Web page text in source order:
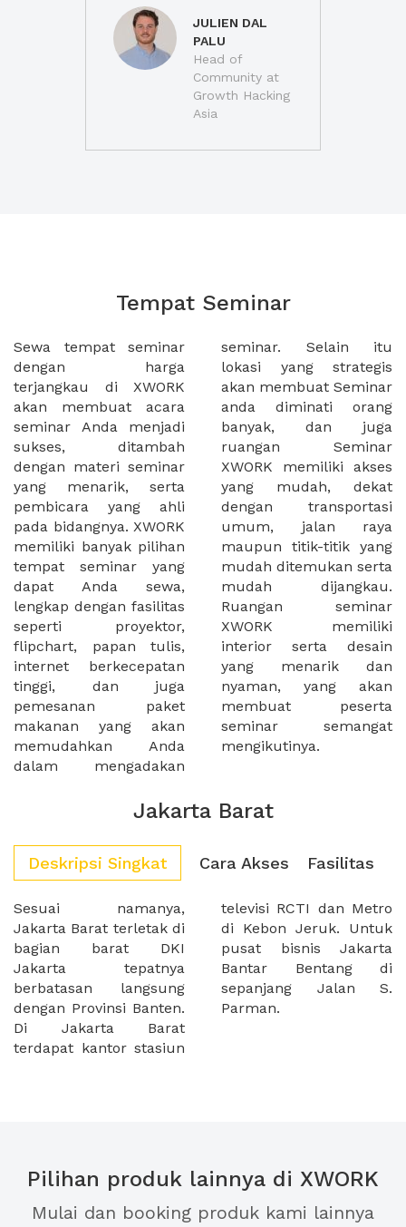
JULIEN DAL
PALU
Head of
Community at
Growth Hacking
Asia
Tempat Seminar
Sewa tempat seminar
dengan harga
terjangkau di XWORK
akan membuat acara
seminar Anda menjadi
sukses, ditambah
dengan materi seminar
yang menarik, serta
pembicara yang ahli
pada bidangnya. XWORK
memiliki banyak pilihan
tempat seminar yang
dapat Anda sewa,
lengkap dengan fasilitas
seperti proyektor,
flipchart, papan tulis,
internet berkecepatan
tinggi, dan juga
pemesanan paket
makanan yang akan
memudahkan Anda
dalam mengadakan
seminar. Selain itu
lokasi yang strategis
akan membuat Seminar
anda diminati orang
banyak, dan juga
ruangan Seminar
XWORK memiliki akses
yang mudah, dekat
dengan transportasi
umum, jalan raya
maupun titik-titik yang
mudah ditemukan serta
mudah dijangkau.
Ruangan seminar
XWORK memiliki
interior serta desain
yang menarik dan
nyaman, yang akan
membuat peserta
seminar semangat
mengikutinya.
Jakarta Barat
Deskripsi Singkat Cara Akses Fasilitas
Sesuai namanya,
Jakarta Barat terletak di
bagian barat DKI
Jakarta tepatnya
berbatasan langsung
dengan Provinsi Banten.
Di Jakarta Barat
terdapat kantor stasiun
televisi RCTI dan Metro
di Kebon Jeruk. Untuk
pusat bisnis Jakarta
Bantar Bentang di
sepanjang Jalan S.
Parman.
Pilihan produk lainnya di XWORK
Mulai dan booking produk kami lainnya